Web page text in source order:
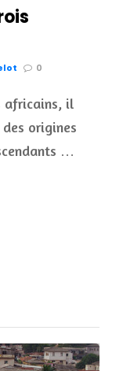
0
africains, il
origines
…